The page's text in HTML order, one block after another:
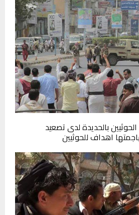
بالحديدة لدى تصعيد
اهداف للحوثيين